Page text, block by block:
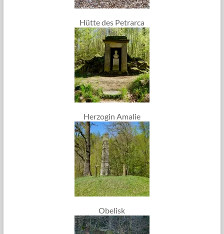
Hütte des Petrarca
Herzogin Amalie
Obelisk